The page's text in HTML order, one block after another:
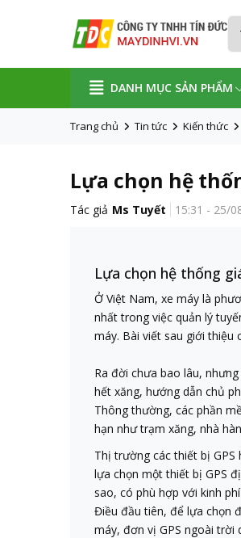
DANH MỤC SẢN PHẨM
Trang chủ Tin tức Kiến thức
Lựa chọn hệ
Tác giả Ms Tuyết 15:31 - 25/
Lựa chọn hệ thống
Ở Việt Nam, xe máy là
nhất trong việc quản lý
máy. Bài viết sau giới thiệu
Ra đời chưa bao lâu,
hết xăng, hướng dẫn chủ
Thông thường, các phần
hạn như trạm xăng, nhà
Thị trường các thiết bị GPS
lựa chọn một thiết bị GPS
sao, có phù hợp với kinh
Điều đầu tiên, để lựa chọn
máy, đơn vị GPS ngoài trời